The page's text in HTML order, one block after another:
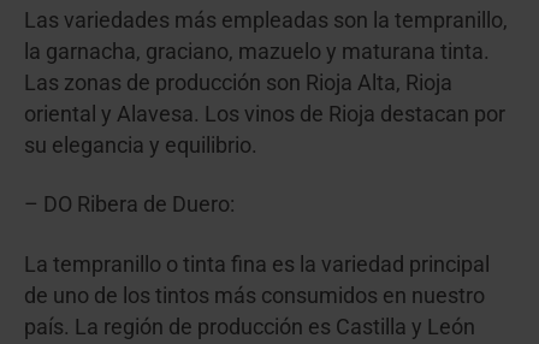
Las variedades más empleadas son la tempranillo,
la garnacha, graciano, mazuelo y maturana tinta.
Las zonas de producción son Rioja Alta, Rioja
oriental y Alavesa. Los vinos de Rioja destacan por
su elegancia y equilibrio.
– DO Ribera de Duero:
La tempranillo o tinta fina es la variedad principal
de uno de los tintos más consumidos en nuestro
país. La región de producción es Castilla y León